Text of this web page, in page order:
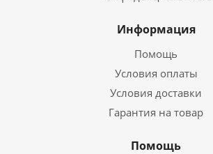
Информация
Помощь
Условия оплаты
Условия доставки
Гарантия на товар
Помощь